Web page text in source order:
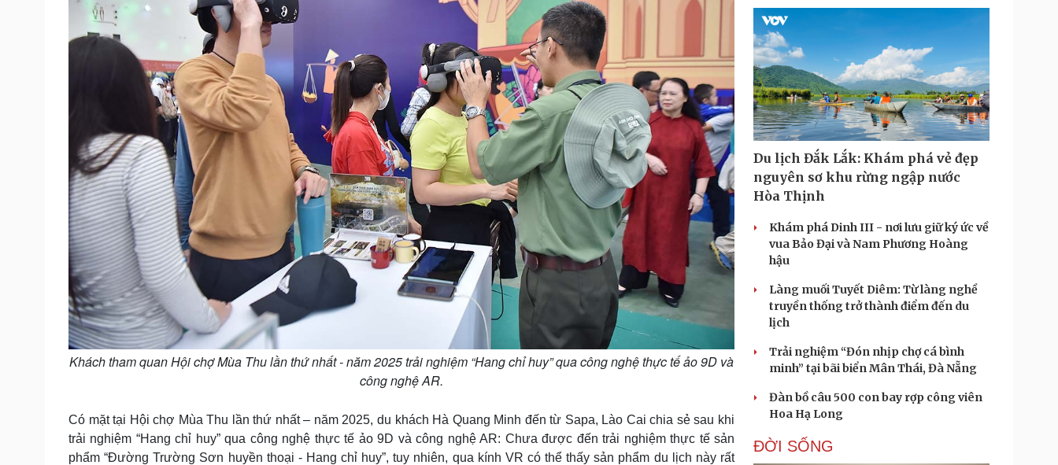
Khách tham quan Hội chợ Mùa Thu lần thứ nhất - năm 2025 trải nghiệm “Hang chỉ huy” qua công nghệ thực tế ảo 9D và
công nghệ AR.
Có mặt tại Hội chợ Mùa Thu lần thứ nhất – năm 2025, du khách Hà Quang Minh đến từ Sapa, Lào Cai chia sẻ sau khi
trải nghiệm “Hang chỉ huy” qua công nghệ thực tế ảo 9D và công nghệ AR: Chưa được đến trải nghiệm thực tế sản
phẩm “Đường Trường Sơn huyền thoại - Hang chỉ huy”, tuy nhiên, qua kính VR có thể thấy sản phẩm du lịch này rất
Du lịch Đắk Lắk: Khám phá vẻ đẹp
nguyên sơ khu rừng ngập nước
Hòa Thịnh
Khám phá Dinh III - nơi lưu giữ ký ức về
vua Bảo Đại và Nam Phương Hoàng
hậu
Làng muối Tuyết Diêm: Từ làng nghề
truyền thống trở thành điểm đến du
lịch
Trải nghiệm “Đón nhịp chợ cá bình
minh” tại bãi biển Mân Thái, Đà Nẵng
Đàn bồ câu 500 con bay rợp công viên
Hoa Hạ Long
ĐỜI SỐNG